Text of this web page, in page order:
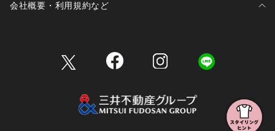
会社概要・利用規約など